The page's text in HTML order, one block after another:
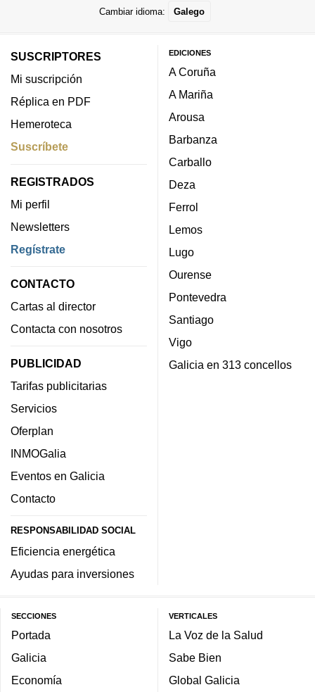
Cambiar idioma: Galego
SUSCRIPTORES
Mi suscripción
Réplica en PDF
Hemeroteca
Suscríbete
REGISTRADOS
Mi perfil
Newsletters
Regístrate
CONTACTO
Cartas al director
Contacta con nosotros
PUBLICIDAD
Tarifas publicitarias
Servicios
Oferplan
INMOGalia
Eventos en Galicia
Contacto
RESPONSABILIDAD SOCIAL
Eficiencia energética
Ayudas para inversiones
EDICIONES
A Coruña
A Mariña
Arousa
Barbanza
Carballo
Deza
Ferrol
Lemos
Lugo
Ourense
Pontevedra
Santiago
Vigo
Galicia en 313 concellos
SECCIONES
Portada
Galicia
Economía
VERTICALES
La Voz de la Salud
Sabe Bien
Global Galicia